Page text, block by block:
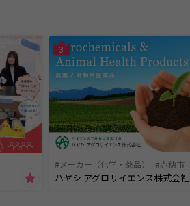
3
メーカー（化学・薬品） 赤穂市
ハヤシ アグロサイエンス株式会社